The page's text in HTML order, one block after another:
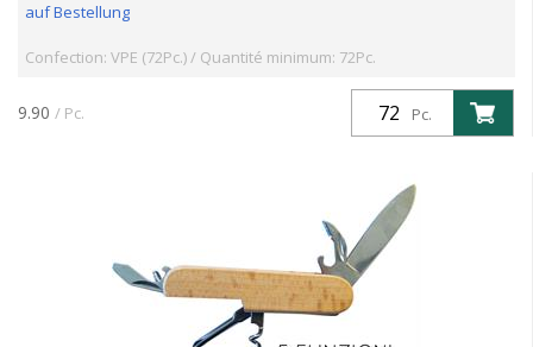
auf Bestellung
Confection: VPE (72Pc.) / Quantité minimum: 72Pc.
Pc.
9.90 / Pc.